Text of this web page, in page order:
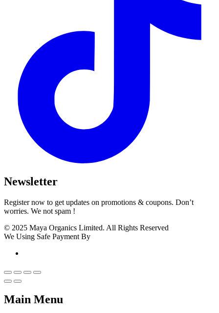
Newsletter
Register now to get updates on promotions & coupons. Don’t
worries. We not spam !
© 2025 Maya Organics Limited. All Rights Reserved
We Using Safe Payment By
Main Menu